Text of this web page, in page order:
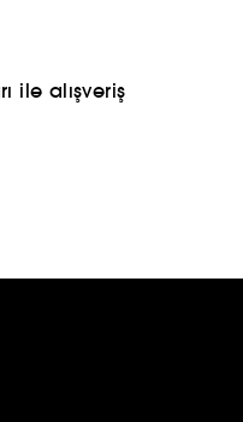
ile alışveriş